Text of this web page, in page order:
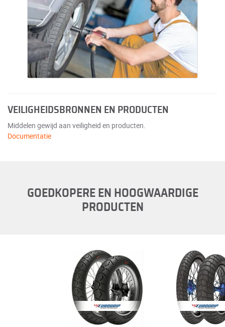
VEILIGHEIDSBRONNEN EN PRODUCTEN
Middelen gewijd aan veiligheid en producten.
Documentatie
GOEDKOPERE EN HOOGWAARDIGE
PRODUCTEN